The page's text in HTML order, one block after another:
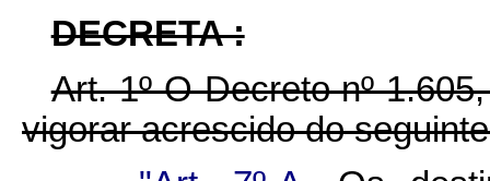
DECRETA :
Art. 1º O Decreto nº
vigorar acrescido do